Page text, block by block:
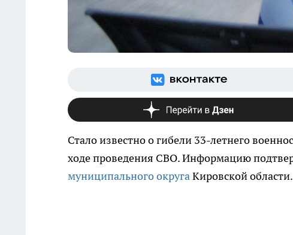
Стало известно о гибели 33-летнего
ходе проведения СВО. Информацию
муниципального округаКировской области.